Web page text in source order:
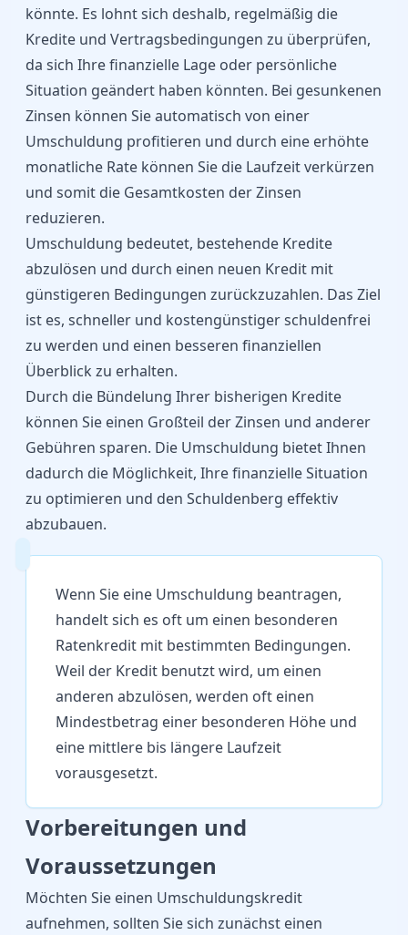
könnte. Es lohnt sich deshalb, regelmäßig die
Kredite und Vertragsbedingungen zu überprüfen,
da sich Ihre finanzielle Lage oder persönliche
Situation geändert haben könnten. Bei gesunkenen
Zinsen können Sie automatisch von einer
Umschuldung profitieren und durch eine erhöhte
monatliche Rate können Sie die Laufzeit verkürzen
und somit die Gesamtkosten der Zinsen
reduzieren.
Umschuldung bedeutet, bestehende Kredite
abzulösen und durch einen neuen Kredit mit
günstigeren Bedingungen zurückzuzahlen. Das Ziel
ist es, schneller und kostengünstiger schuldenfrei
zu werden und einen besseren finanziellen
Überblick zu erhalten.
Durch die Bündelung Ihrer bisherigen Kredite
können Sie einen Großteil der Zinsen und anderer
Gebühren sparen. Die Umschuldung bietet Ihnen
dadurch die Möglichkeit, Ihre finanzielle Situation
zu optimieren und den Schuldenberg effektiv
abzubauen.
Wenn Sie eine Umschuldung beantragen,
handelt sich es oft um einen besonderen
Ratenkredit mit bestimmten Bedingungen.
Weil der Kredit benutzt wird, um einen
anderen abzulösen, werden oft einen
Mindestbetrag einer besonderen Höhe und
eine mittlere bis längere Laufzeit
vorausgesetzt.
Vorbereitungen und
Voraussetzungen
Möchten Sie einen Umschuldungskredit
aufnehmen, sollten Sie sich zunächst einen